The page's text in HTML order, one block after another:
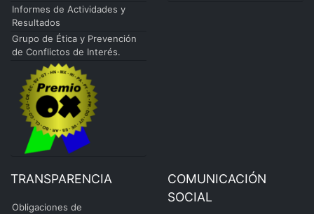
Informes de Actividades y
Resultados
Grupo de Ética y Prevención
de Conflictos de Interés.
TRANSPARENCIA
Obligaciones de
COMUNICACIÓN
SOCIAL